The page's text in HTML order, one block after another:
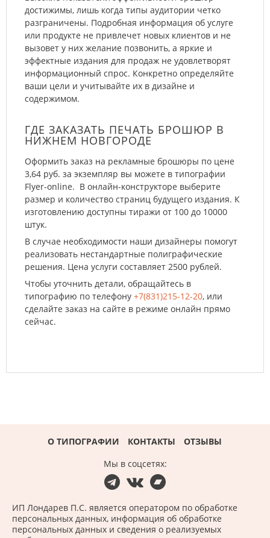
достижимы, лишь когда типы аудитории четко
разграничены. Подробная информация об услуге
или продукте не привлечет новых клиентов и не
вызовет у них желание позвонить, а яркие и
эффектные издания для продаж не удовлетворят
информационный спрос. Конкретно определяйте
ваши цели и учитывайте их в дизайне и
содержимом.
ГДЕ ЗАКАЗАТЬ ПЕЧАТЬ БРОШЮР В
НИЖНЕМ НОВГОРОДЕ
Оформить заказ на рекламные брошюры по цене
3,64 руб. за экземпляр вы можете в типографии
Flyer-online. В онлайн-конструкторе выберите
размер и количество страниц будущего издания. К
изготовлению доступны тиражи от 100 до 10000
штук.
В случае необходимости наши дизайнеры помогут
реализовать нестандартные полиграфические
решения. Цена услуги составляет 2500 рублей.
Чтобы уточнить детали, обращайтесь в
типографию по телефону +7(831)215-12-20, или
сделайте заказ на сайте в режиме онлайн прямо
сейчас.
О ТИПОГРАФИИ КОНТАКТЫ
ОТЗЫВЫ
мы в соцсетях:
ИП Лондарев П.С. является оператором по обработке
персональных данных, информация об обработке
персональных данных и сведения о реализуемых